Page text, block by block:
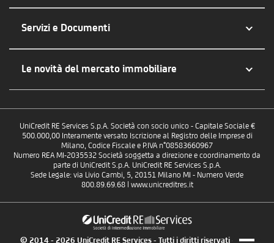
Servizi e Documenti
Le novità del mercato immobiliare
UniCredit RE Services S.p.A. Società con socio unico - Capitale Sociale €
500.000,00 Interamente versato Iscrizione al Registro delle Imprese di
Milano, Codice Fiscale e P.IVA n°08583660967
Numero REA MI-2035532 Società soggetta a direzione e coordinamento da
parte di UniCredit S.p.A. UniCredit RE Services S.p.A.
Sede Legale: via Livio Cambi, 5, 20151 Milano MI - Numero Verde
800.89.69.68 | www.unicreditres.it
© 2014 - 2026 UniCredit RE Services - Tutti i diritti riservati - P.IVA